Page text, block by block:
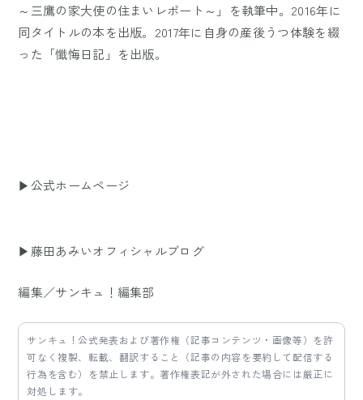
～三鷹の家大使の住まいレポート～」を執筆中。2016年に
同タイトルの本を出版。2017年に自身の産後うつ体験を綴
った「懺悔日記」を出版。
▶公式ホームページ
▶藤田あみいオフィシャルブログ
編集／サンキュ！編集部
サンキュ！公式発表および著作権（記事コンテンツ・画像等）を許
可なく複製、転載、翻訳すること（記事の内容を要約して配信する
行為を含む）を禁止します。著作権表記が外された場合には厳正に
対処します。